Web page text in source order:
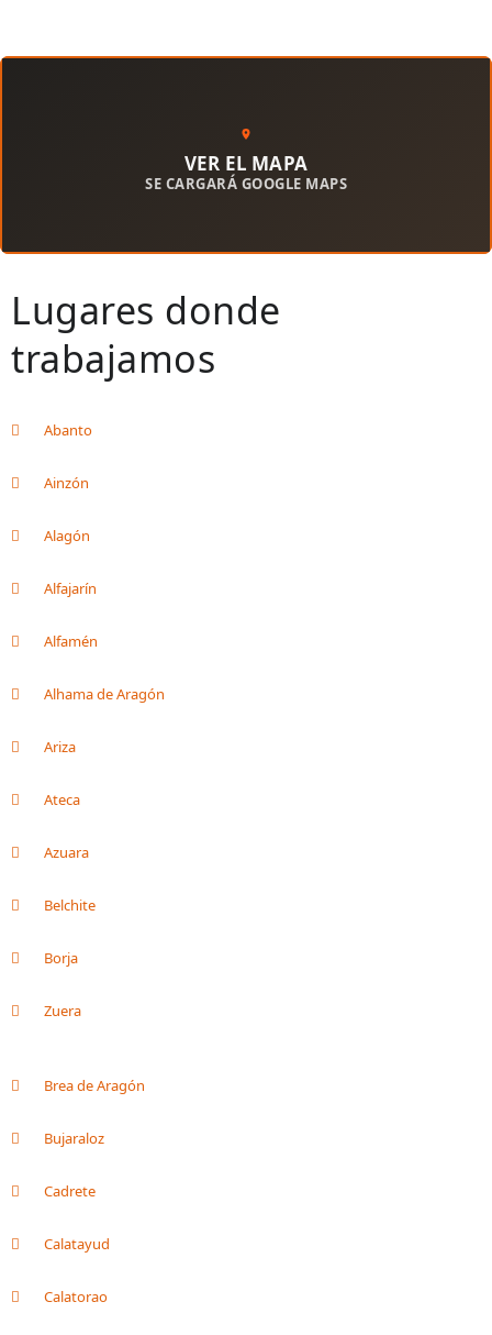
VER EL MAPA
SE CARGARÁ GOOGLE MAPS
Lugares donde
trabajamos
Abanto
Ainzón
Alagón
Alfajarín
Alfamén
Alhama de Aragón
Ariza
Ateca
Azuara
Belchite
Borja
Zuera
Brea de Aragón
Bujaraloz
Cadrete
Calatayud
Calatorao